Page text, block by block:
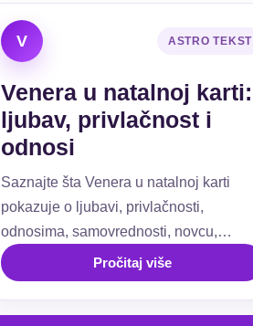
V ASTRO TEKST
Venera u natalnoj karti:
ljubav, privlačnost i
odnosi
Saznajte šta Venera u natalnoj karti
pokazuje o ljubavi, privlačnosti,
odnosima, samovrednosti, novcu,
uživanju, kućama i aspektima.
Pročitaj više